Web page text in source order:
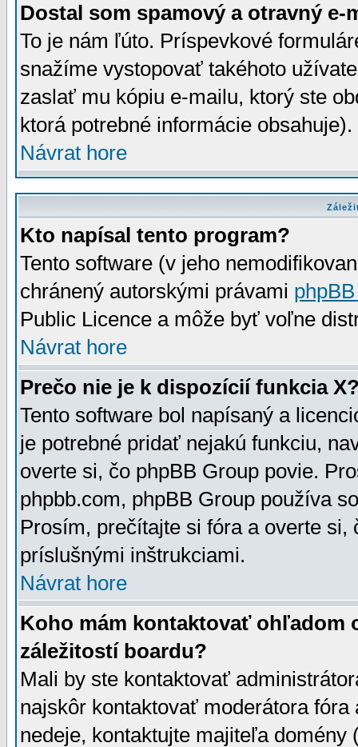
Dostal som spamový a otravný e-
To je nám ľúto. Príspevkové
snažíme vystopovať takéhoto
zaslať mu kópiu e-mailu, ktorý ste
ktorá potrebné informácie
Návrat hore
Kto napísal tento program?
Tento software (v jeho
chránený autorskými právami
Public Licence a môže byť voľne
Návrat hore
Prečo nie je k dispozícií funkcia
Tento software bol napísaný a
je potrebné pridať nejakú funkciu,
overte si, čo phpBB Group povie.
phpbb.com, phpBB Group používa
Prosím, prečítajte si fóra a overte
príslušnými inštrukciami.
Návrat hore
Koho mám kontaktovať ohľadom
záležitostí boardu?
Mali by ste kontaktovať
najskôr kontaktovať moderátora
nedeje, kontaktujte majiteľa